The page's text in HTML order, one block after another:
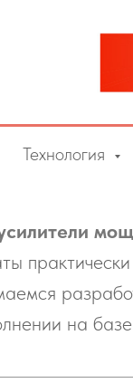
Технология
на